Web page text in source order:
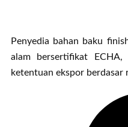
Penyedia bahan baku
alam bersertifikat ECHA,
ketentuan ekspor berdasar